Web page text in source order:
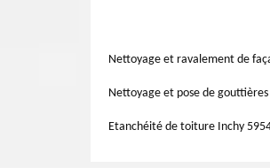
nous pouvons prévaloir d’une
Grâce à des isolants de qualité
Nettoyage et ravalement de
Nettoyage et pose de
Etanchéité de toiture Inchy